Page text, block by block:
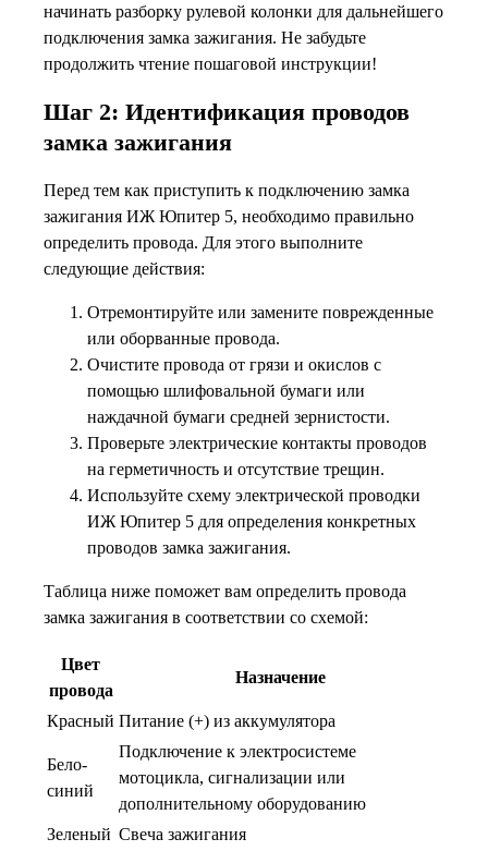
начинать разборку рулевой колонки для дальнейшего
подключения замка зажигания. Не забудьте
продолжить чтение пошаговой инструкции!
Шаг 2: Идентификация проводов
замка зажигания
Перед тем как приступить к подключению замка
зажигания ИЖ Юпитер 5, необходимо правильно
определить провода. Для этого выполните
следующие действия:
Отремонтируйте или замените поврежденные
или оборванные провода.
Очистите провода от грязи и окислов с
помощью шлифовальной бумаги или
наждачной бумаги средней зернистости.
Проверьте электрические контакты проводов
на герметичность и отсутствие трещин.
Используйте схему электрической проводки
ИЖ Юпитер 5 для определения конкретных
проводов замка зажигания.
Таблица ниже поможет вам определить провода
замка зажигания в соответствии со схемой:
Цвет
провода
Назначение
Красный Питание (+) из аккумулятора
Бело-
синий
Подключение к электросистеме
мотоцикла, сигнализации или
дополнительному оборудованию
Зеленый Свеча зажигания